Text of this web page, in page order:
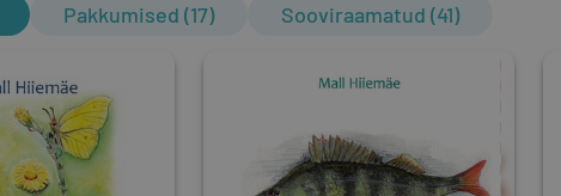
Pakkumised (17) Sooviraamatud (41)